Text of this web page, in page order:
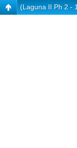
(Laguna II Ph 2 -